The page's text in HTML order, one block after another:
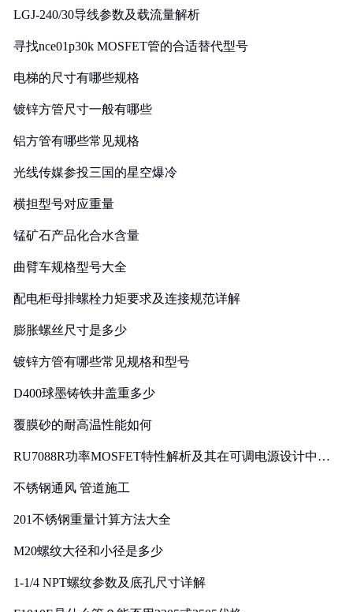
LGJ-240/30导线参数及载流量解析
寻找nce01p30k MOSFET管的合适替代型号
电梯的尺寸有哪些规格
镀锌方管尺寸一般有哪些
铝方管有哪些常见规格
光线传媒参投三国的星空爆冷
横担型号对应重量
锰矿石产品化合水含量
曲臂车规格型号大全
配电柜母排螺栓力矩要求及连接规范详解
膨胀螺丝尺寸是多少
镀锌方管有哪些常见规格和型号
D400球墨铸铁井盖重多少
覆膜砂的耐高温性能如何
RU7088R功率MOSFET特性解析及其在可调电源设计中的
不锈钢通风 管道施工
201不锈钢重量计算方法大全
M20螺纹大径和小径是多少
1-1/4 NPT螺纹参数及底孔尺寸详解